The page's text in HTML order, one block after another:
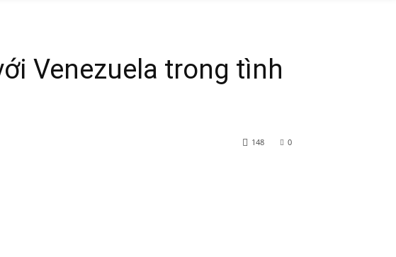
Venezuela trong tình
0
148